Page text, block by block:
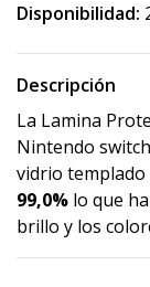
Disponibilidad:
Descripción
La Lamina
Nintendo
vidrio
99,0% lo que
brillo y los